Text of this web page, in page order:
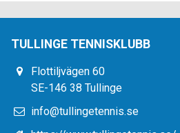
TULLINGE TENNISKLUBB
Flottiljvägen 60
SE-146 38 Tullinge
info@tullingetennis.se